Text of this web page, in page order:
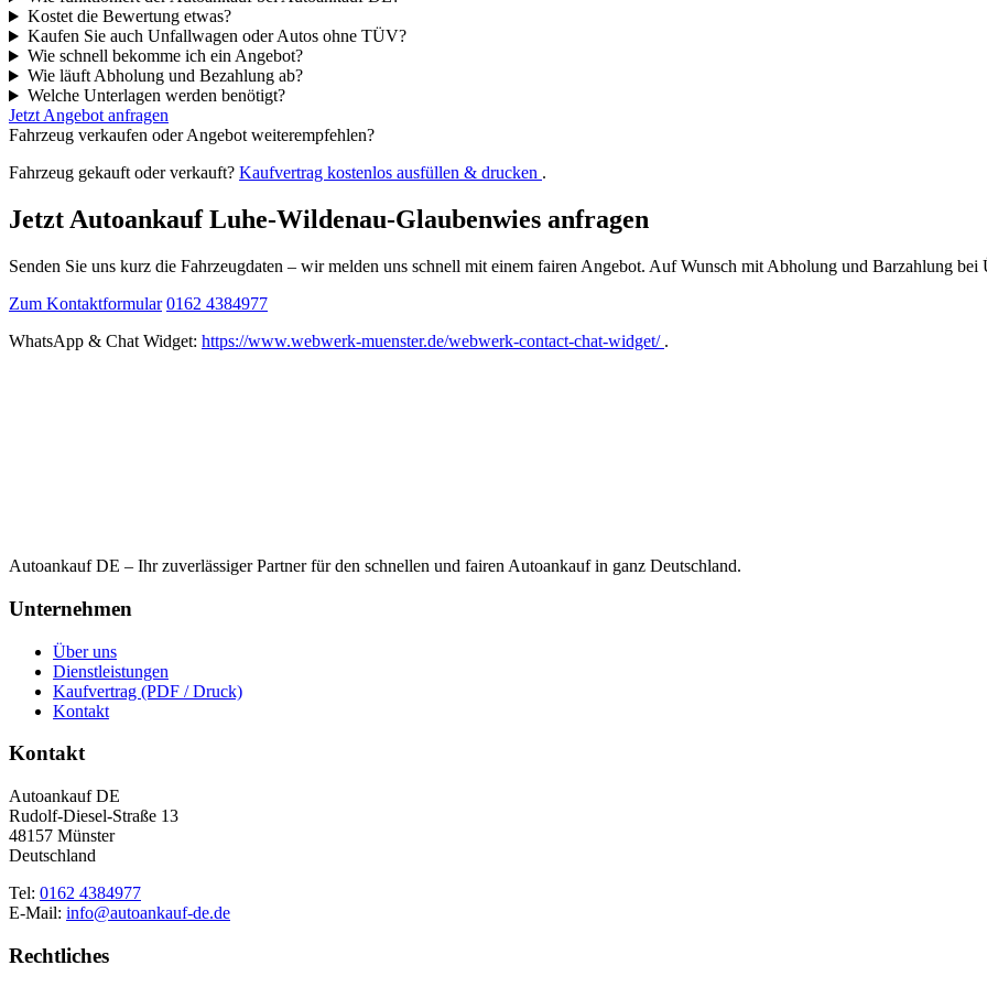
Kostet die Bewertung etwas?
Kaufen Sie auch Unfallwagen oder Autos ohne TÜV?
Wie schnell bekomme ich ein Angebot?
Wie läuft Abholung und Bezahlung ab?
Welche Unterlagen werden benötigt?
Jetzt Angebot anfragen
Fahrzeug verkaufen oder Angebot weiterempfehlen?
Fahrzeug gekauft oder verkauft? Kaufvertrag kostenlos ausfüllen & drucken .
Jetzt Autoankauf Luhe-Wildenau-Glaubenwies anfragen
Senden Sie uns kurz die Fahrzeugdaten – wir melden uns schnell mit einem fairen Angebot. Auf Wunsch mit Abholung und Barzahlung bei
Zum Kontaktformular 0162 4384977
WhatsApp & Chat Widget: https://www.webwerk-muenster.de/webwerk-contact-chat-widget/ .
Autoankauf DE – Ihr zuverlässiger Partner für den schnellen und fairen Autoankauf in ganz Deutschland.
Unternehmen
Über uns
Dienstleistungen
Kaufvertrag (PDF / Druck)
Kontakt
Kontakt
Autoankauf DE
Rudolf-Diesel-Straße 13
48157 Münster
Deutschland
Tel: 0162 4384977
E-Mail: info@autoankauf-de.de
Rechtliches